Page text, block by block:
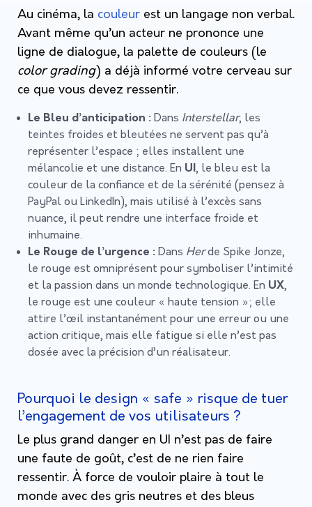
Au cinéma, la couleur est un langage non verbal.
Avant même qu’un acteur ne prononce une
ligne de dialogue, la palette de couleurs (le
color grading) a déjà informé votre cerveau sur
ce que vous devez ressentir.
Le Bleu d’anticipation : Dans Interstellar, les
teintes froides et bleutées ne servent pas qu’à
représenter l’espace ; elles installent une
mélancolie et une distance. En UI, le bleu est la
couleur de la confiance et de la sérénité (pensez à
PayPal ou LinkedIn), mais utilisé à l’excès sans
nuance, il peut rendre une interface froide et
inhumaine.
Le Rouge de l’urgence : Dans Herde Spike Jonze,
le rouge est omniprésent pour symboliser l’intimité
et la passion dans un monde technologique. En UX,
le rouge est une couleur « haute tension »; elle
attire l’œil instantanément pour une erreur ou une
action critique, mais elle fatigue si elle n’est pas
dosée avec la précision d’un réalisateur.
Pourquoi le design « safe » risque de tuer
l’engagement de vos utilisateurs ?
Le plus grand danger en UI n’est pas de faire
une faute de goût, c’est de ne rien faire
ressentir. À force de vouloir plaire à tout le
monde avec des gris neutres et des bleus